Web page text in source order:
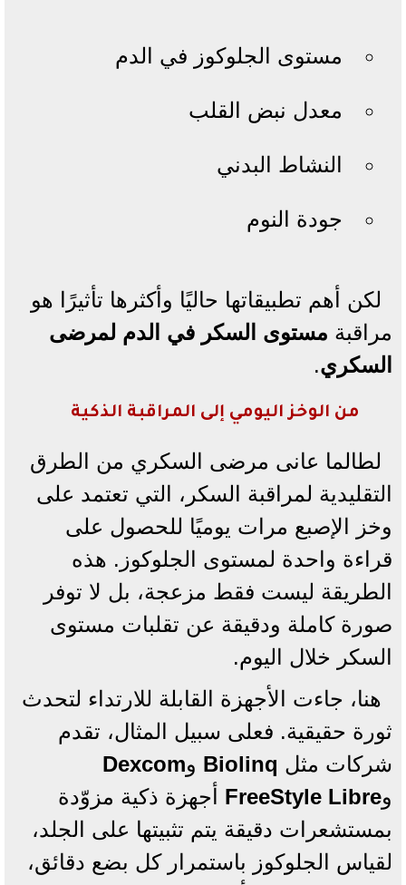
مستوى الجلوكوز في الدم
معدل نبض القلب
النشاط البدني
جودة النوم
لكن أهم تطبيقاتها حاليًا وأكثرها تأثيرًا هو
مراقبة مستوى السكر في الدم لمرضى
السكري.
من الوخز اليومي إلى المراقبة الذكية
لطالما عانى مرضى السكري من الطرق
التقليدية لمراقبة السكر، التي تعتمد على
وخز الإصبع مرات يوميًا للحصول على
قراءة واحدة لمستوى الجلوكوز. هذه
الطريقة ليست فقط مزعجة، بل لا توفر
صورة كاملة ودقيقة عن تقلبات مستوى
السكر خلال اليوم.
هنا، جاءت الأجهزة القابلة للارتداء لتحدث
ثورة حقيقية. فعلى سبيل المثال، تقدم
شركات مثل Biolinq وDexcom
وFreeStyle Libre أجهزة ذكية مزوّدة
بمستشعرات دقيقة يتم تثبيتها على الجلد،
لقياس الجلوكوز باستمرار كل بضع دقائق،